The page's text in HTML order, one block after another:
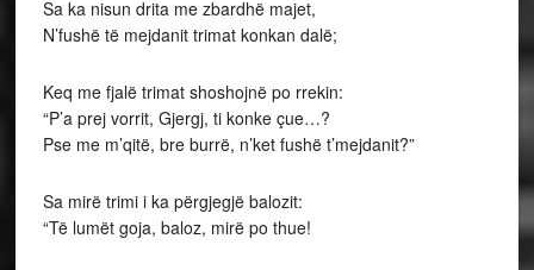
Sa ka nisun drita me zbardhë majet,
N’fushë të mejdanit trimat konkan dalë;
Keq me fjalë trimat shoshojnë po rrekin:
“P’a prej vorrit, Gjergj, ti konke çue…?
Pse me m’qitë, bre burrë, n’ket fushë t’mejdanit?”
Sa mirë trimi i ka përgjegjë balozit:
“Të lumët goja, baloz, mirë po thue!